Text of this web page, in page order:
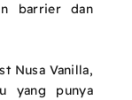
barrier dan
Nusa Vanilla,
yang punya